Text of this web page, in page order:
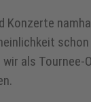
Konzerte
als Tournee-